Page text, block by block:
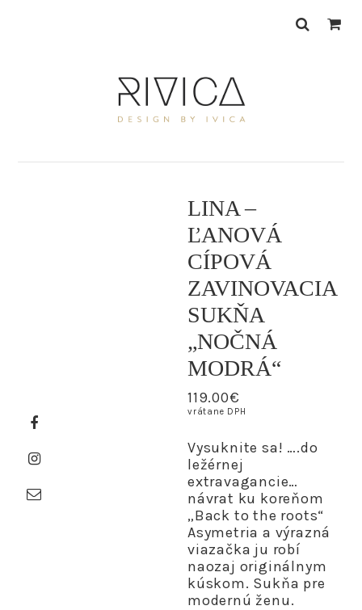
LINA –
ĽANOVÁ
CÍPOVÁ
ZAVINOVACIA
SUKŇA
„NOČNÁ
MODRÁ“
119.00€
vrátane DPH
Vysuknite sa! ….do
ležérnej
extravagancie…
návrat ku koreňom
„Back to the roots“
Asymetria a výrazná
viazačka ju robí
naozaj originálnym
kúskom. Sukňa pre
modernú ženu.